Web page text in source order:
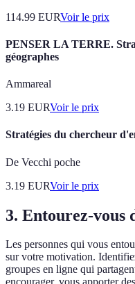
114.99 EURVoir le prix
PENSER LA TERRE.
géographes
Ammareal
3.19 EURVoir le prix
Stratégies du chercheur
De Vecchi poche
3.19 EURVoir le prix
3. Entourez-vous
Les personnes qui vous
sur votre motivation.
groupes en ligne qui